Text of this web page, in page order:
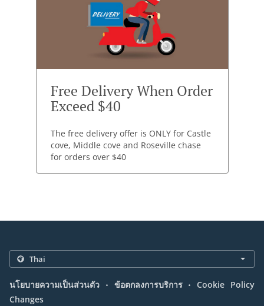
Free Delivery When Order
Exceed $40
The free delivery offer is ONLY for Castle
cove, Middle cove and Roseville chase
for orders over $40
นโยบายความเป็นส่วนตัว . ข้อตกลงการบริการ . Cookie Policy
Changes